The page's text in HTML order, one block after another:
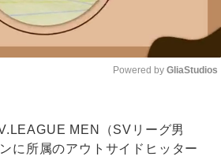
Powered by GliaStudios
MEN（SVリーグ男
に所属のアウトサイドヒッター